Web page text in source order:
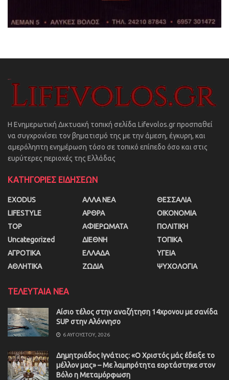
Η Ενημερωτική Δικτυακή τοπική σελίδα Lifevolos.gr προσπαθεί
να συγχρονίσει τον βηματισμό της με την άμεση, έγκυρη, και
αμερόληπτη ενημέρωση τόσο σε τοπικό επίπεδο όσο και στις
ευρύτερες περιοχές της Ελλάδας
ΚΑΤΗΓΟΡΙΕΣ ΕΙΔΗΣΕΩΝ
EXODUS
LIFESTYLE
TOP
Uncategorized
ΑΓΡΟΤΙΚΑ
ΑΘΛΗΤΙΚΑ
ΑΛΛΑ ΝΕΑ
ΑΡΘΡΑ
ΑΦΙΕΡΩΜΑΤΑ
ΔΙΕΘΝΗ
ΕΛΛΑΔΑ
ΖΩΔΙΑ
ΘΕΣΣΑΛΙΑ
ΟΙΚΟΝΟΜΙΑ
ΠΟΛΙΤΙΚΗ
ΤΟΠΙΚΑ
ΥΓΕΙΑ
ΨΥΧΟΛΟΓΙΑ
ΤΕΛΕΥΤΑΙΑ ΝΕΑ
Αίσιο τέλος στην αναζήτηση 14χρονου με σανίδα
SUP στην Αλόννησο
6 ΑΥΓΟΎΣΤΟΥ, 2026
Δημητριάδος Ιγνάτιος: «Ο Χριστός μάς έδειξε το
μέλλον μας» – Με λαμπρότητα εορτάστηκε στον
Βόλο η Μεταμόρφωση